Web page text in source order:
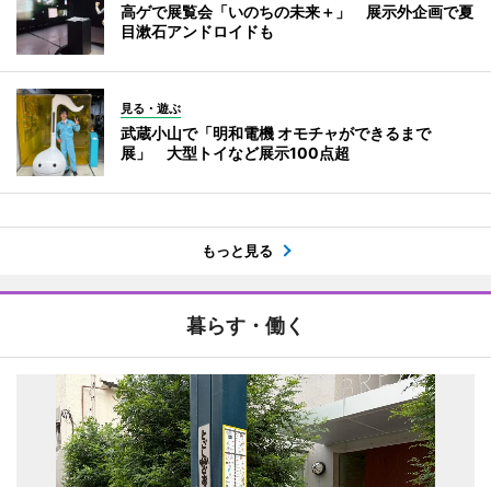
高ゲで展覧会「いのちの未来＋」 展示外企画で夏
目漱石アンドロイドも
見る・遊ぶ
武蔵小山で「明和電機 オモチャができるまで
展」 大型トイなど展示100点超
もっと見る
暮らす・働く